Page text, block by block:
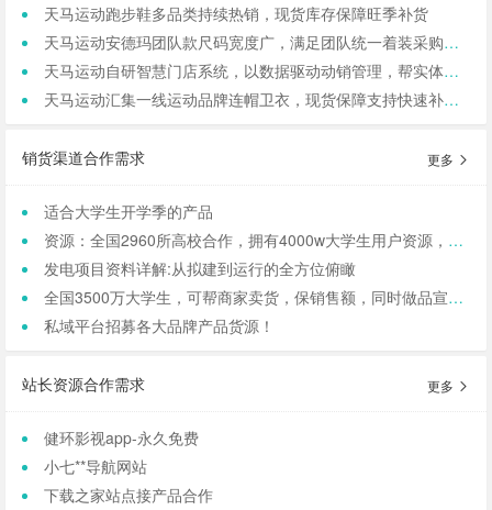
天马运动跑步鞋多品类持续热销，现货库存保障旺季补货
天马运动安德玛团队款尺码宽度广，满足团队统一着装采购需求
天马运动自研智慧门店系统，以数据驱动动销管理，帮实体商家轻量化运营
天马运动汇集一线运动品牌连帽卫衣，现货保障支持快速补货，寻求b端商家合作
销货渠道合作需求 更多
适合大学生开学季的产品
资源：全国2960所高校合作，拥有4000w大学生用户资源，8万+发底薪的校内学生团长，需求符合大学生日常消费的产品，可保RIO
发电项目资料详解:从拟建到运行的全方位俯瞰
全国3500万大学生，可帮商家卖货，保销售额，同时做品宣和私域搭建！
私域平台招募各大品牌产品货源！
站长资源合作需求 更多
健环影视app-永久免费
小七**导航网站
下载之家站点接产品合作